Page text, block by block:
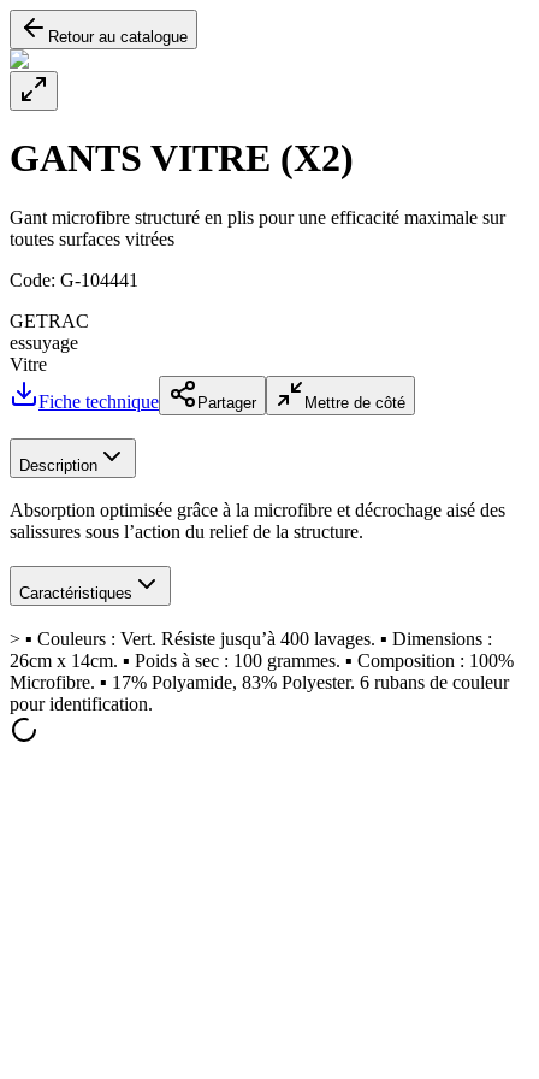
Retour au catalogue
GANTS VITRE (X2)
Gant microfibre structuré en plis pour une efficacité maximale sur
toutes surfaces vitrées
Code: G-104441
GETRAC
essuyage
Vitre
Fiche technique
Partager Mettre de côté
Description
Absorption optimisée grâce à la microfibre et décrochage aisé des
salissures sous l’action du relief de la structure.
Caractéristiques
> ▪ Couleurs : Vert. Résiste jusqu’à 400 lavages. ▪ Dimensions :
26cm x 14cm. ▪ Poids à sec : 100 grammes. ▪ Composition : 100%
Microfibre. ▪ 17% Polyamide, 83% Polyester. 6 rubans de couleur
pour identification.